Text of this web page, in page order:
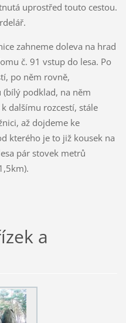
uprostřed touto cestou.
zahneme doleva na hrad
č. 91 vstup do lesa. Po
po něm rovně,
podklad, na něm
dalšímu rozcestí, stále
až dojdeme ke
kterého je to již kousek na
pár stovek metrů
a